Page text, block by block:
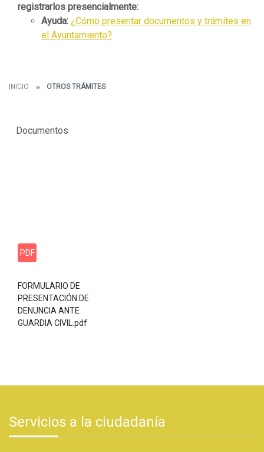
registrarlos presencialmente:
Ayuda: ¿Cómo presentar documentos y trámites en
el Ayuntamiento?
INICIO OTROS TRÁMITES
Documentos
PDF
FORMULARIO DE
PRESENTACIÓN DE
DENUNCIA ANTE
GUARDIA CIVIL.pdf
Servicios a la ciudadanía